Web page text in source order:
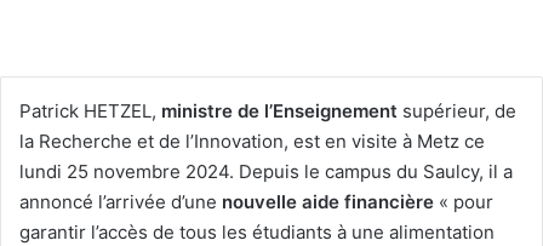
Patrick HETZEL, ministre de l’Enseignement supérieur, de
la Recherche et de l’Innovation, est en visite à Metz ce
lundi 25 novembre 2024. Depuis le campus du Saulcy, il a
annoncé l’arrivée d’une nouvelle aide financière « pour
garantir l’accès de tous les étudiants à une alimentation